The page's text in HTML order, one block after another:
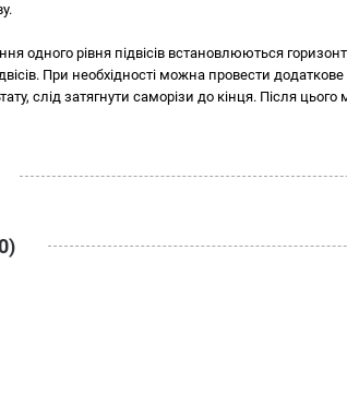
одного рівня підвісів встановлюються
При необхідності можна провести
слід затягнути саморізи до кінця. Після